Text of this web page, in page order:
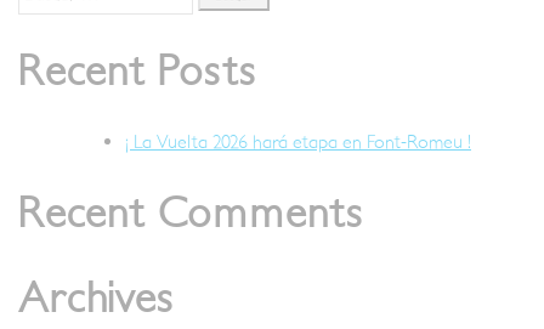
Recent Posts
¡ La Vuelta 2026 hará etapa en Font-Romeu !
Recent Comments
Archives